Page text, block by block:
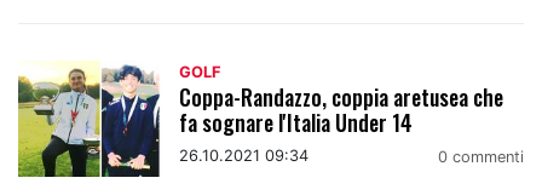
GOLF
Coppa-Randazzo, coppia aretusea che
fa sognare l'Italia Under 14
26.10.2021 09:34 0 commenti